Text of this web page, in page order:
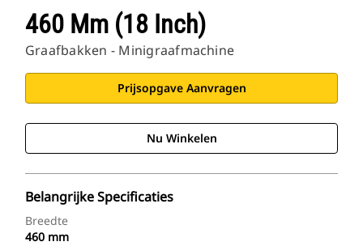
460 Mm (18 Inch)
Graafbakken - Minigraafmachine
Prijsopgave Aanvragen
Nu Winkelen
Belangrijke Specificaties
Breedte
460 mm